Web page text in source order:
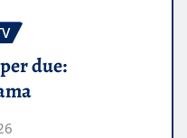
due: